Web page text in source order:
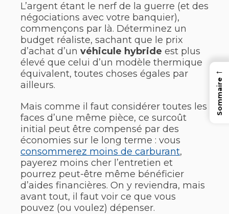
L’argent étant le nerf de la guerre (et des
négociations avec votre banquier),
commençons par là. Déterminez un
budget réaliste, sachant que le prix
d’achat d’un véhicule hybride est plus
élevé que celui d’un modèle thermique
équivalent, toutes choses égales par
ailleurs.
Mais comme il faut considérer toutes les
faces d’une même pièce, ce surcoût
initial peut être compensé par des
économies sur le long terme : vous
consommerez moins de carburant,
payerez moins cher l’entretien et
pourrez peut-être même bénéficier
d’aides financières. On y reviendra, mais
avant tout, il faut voir ce que vous
pouvez (ou voulez) dépenser.
←
Sommaire